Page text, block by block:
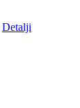
Detalji